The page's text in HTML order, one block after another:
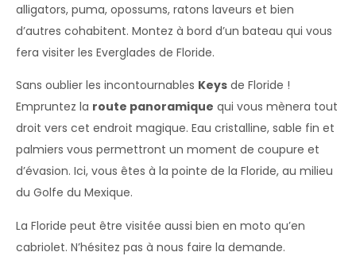
alligators, puma, opossums, ratons laveurs et bien
d’autres cohabitent. Montez à bord d’un bateau qui vous
fera visiter les Everglades de Floride.
Sans oublier les incontournables Keys de Floride !
Empruntez la route panoramique qui vous mènera tout
droit vers cet endroit magique. Eau cristalline, sable fin et
palmiers vous permettront un moment de coupure et
d’évasion. Ici, vous êtes à la pointe de la Floride, au milieu
du Golfe du Mexique.
La Floride peut être visitée aussi bien en moto qu’en
cabriolet. N’hésitez pas à nous faire la demande.